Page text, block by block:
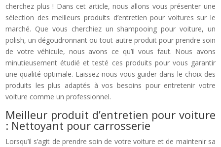
cherchez plus ! Dans cet article, nous allons vous présenter une
sélection des meilleurs produits d’entretien pour voitures sur le
marché. Que vous cherchiez un shampooing pour voiture, un
polish, un dégoudronnant ou tout autre produit pour prendre soin
de votre véhicule, nous avons ce qu’il vous faut. Nous avons
minutieusement étudié et testé ces produits pour vous garantir
une qualité optimale. Laissez-nous vous guider dans le choix des
produits les plus adaptés à vos besoins pour entretenir votre
voiture comme un professionnel.
Meilleur produit d’entretien pour voiture
: Nettoyant pour carrosserie
Lorsqu’il s’agit de prendre soin de votre voiture et de maintenir sa